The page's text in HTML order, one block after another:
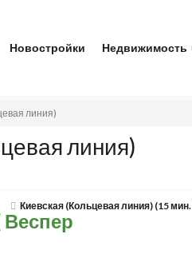
Новостройки Недвижимость
линия)
линия)
Киевская (Кольцевая линия) (15 мин.
Веспер